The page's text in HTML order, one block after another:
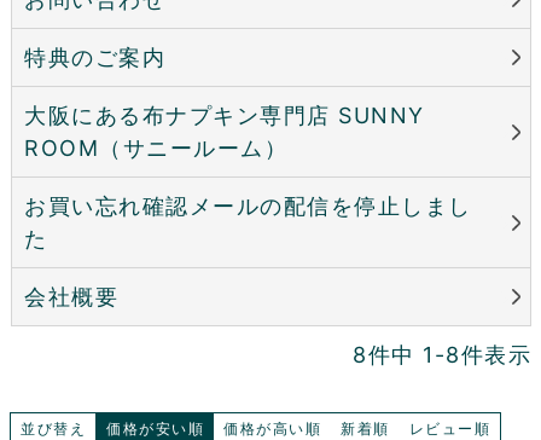
特典のご案内
大阪にある布ナプキン専門店 SUNNY
ROOM（サニールーム）
お買い忘れ確認メールの配信を停止しまし
た
会社概要
8件中 1 -8件表示
並び替え 価格が安い順 価格が高い順 新着順 レビュー順